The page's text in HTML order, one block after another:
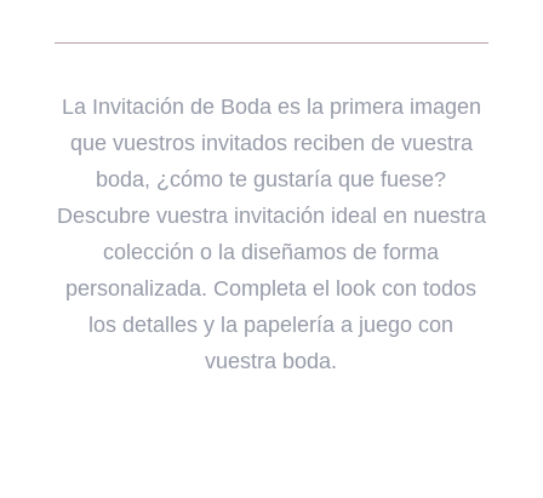
La Invitación de Boda es la primera imagen
que vuestros invitados reciben de vuestra
boda, ¿cómo te gustaría que fuese?
Descubre vuestra invitación ideal en nuestra
colección o la diseñamos de forma
personalizada. Completa el look con todos
los detalles y la papelería a juego con
vuestra boda.